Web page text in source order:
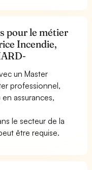
pour le métier
Incendie,
un Master
professionnel,
assurances,
le secteur de la
être requise.